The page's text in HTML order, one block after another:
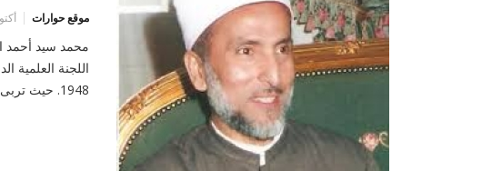
موقع حوارات أكتوبر
اللجنة العلمية
1948. حيث تربى في…